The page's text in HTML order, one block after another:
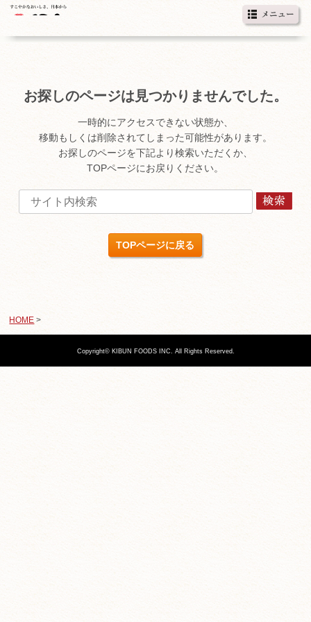
HOME >
お探しのページは見つかりませんでした。
一時的にアクセスできない状態か、
移動もしくは削除されてしまった可能性があります。
お探しのページを下記より検索いただくか、
TOPページにお戻りください。
TOPページに戻る
Copyright© KIBUN FOODS INC. All Rights Reserved.